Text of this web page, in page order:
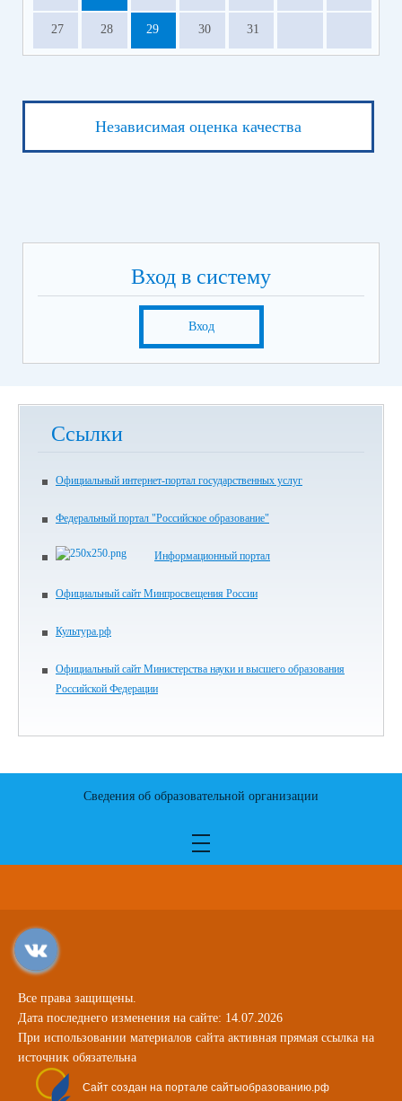
27 28 29 30 31
Независимая оценка качества
Вход в систему
Вход
Ссылки
Официальный интернет-портал государственных услуг
Федеральный портал "Российское образование"
Информационный портал
Официальный сайт Минпросвещения России
Культура.рф
Официальный сайт Министерства науки и высшего образования
Российской Федерации
Сведения об образовательной организации
Все права защищены.
Дата последнего изменения на сайте: 14.07.2026
При использовании материалов сайта активная прямая ссылка на
источник обязательна
Сайт создан на портале сайтыобразованию.рф